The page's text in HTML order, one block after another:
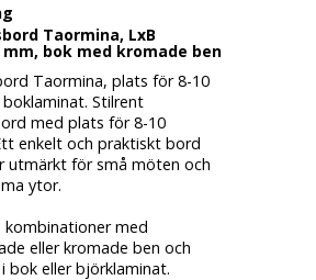
Taormina, LxB
mm, bok med kromade ben
Taormina, plats för 8-10
Stilrent
med plats för 8-10
enkelt och praktiskt bord
utmärkt för små möten och
ytor.
kombinationer med
eller kromade ben och
bok eller björklaminat.